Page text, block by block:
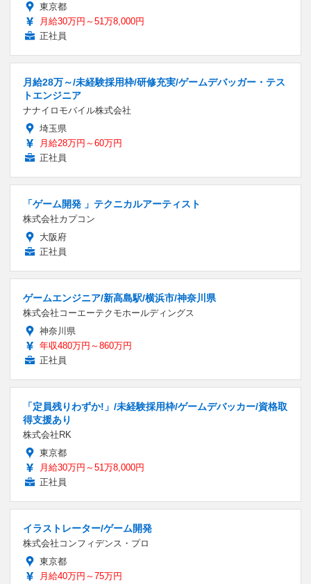
東京都
月給30万円～51万8,000円
正社員
月給28万～/未経験採用枠/研修充実/ゲームデバッガー・テス
トエンジニア
ナナイロモバイル株式会社
埼玉県
月給28万円～60万円
正社員
「ゲーム開発 」テクニカルアーティスト
株式会社カプコン
大阪府
正社員
ゲームエンジニア/新高島駅/横浜市/神奈川県
株式会社コーエーテクモホールディングス
神奈川県
年収480万円～860万円
正社員
「定員残りわずか!」/未経験採用枠/ゲームデバッカー/資格取
得支援あり
株式会社RK
東京都
月給30万円～51万8,000円
正社員
イラストレーター/ゲーム開発
株式会社コンフィデンス・プロ
東京都
月給40万円～75万円